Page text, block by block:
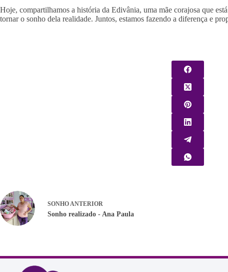
Hoje, compartilhamos a história da Edivânia, uma mãe corajosa que
tornar o sonho dela realidade. Juntos, estamos fazendo a diferença e
SONHO ANTERIOR
Sonho realizado - Ana Paula